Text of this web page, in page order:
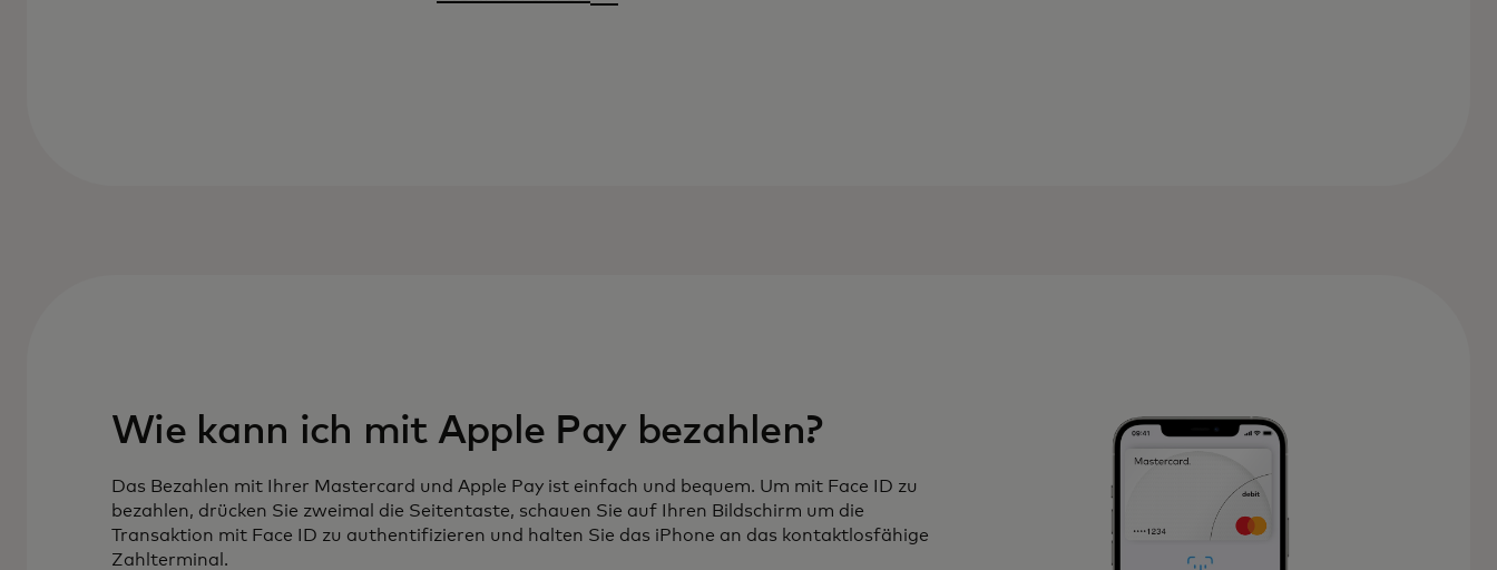
Wie kann ich mit Apple Pay bezahlen?
Das Bezahlen mit Ihrer Mastercard und Apple Pay ist einfach und bequem. Um mit Face ID zu
bezahlen, drücken Sie zweimal die Seitentaste, schauen Sie auf Ihren Bildschirm um die
Transaktion mit Face ID zu authentifizieren und halten Sie das iPhone an das kontaktlosfähige
Zahlterminal.